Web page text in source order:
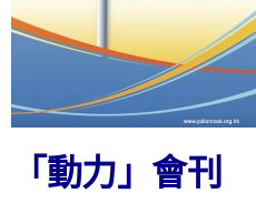
「動力」會刊